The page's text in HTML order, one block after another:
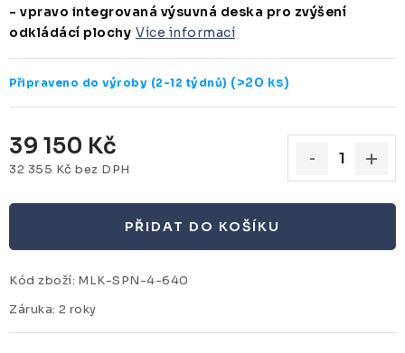
- vpravo integrovaná výsuvná deska pro zvýšení
odkládácí plochy Více informací
Připraveno do výroby (2-12 týdnů) (>20 ks)
39 150 Kč
32 355 Kč bez DPH
PŘIDAT DO KOŠÍKU
Kód zboží: MLK-SPN-4-640
Záruka: 2 roky